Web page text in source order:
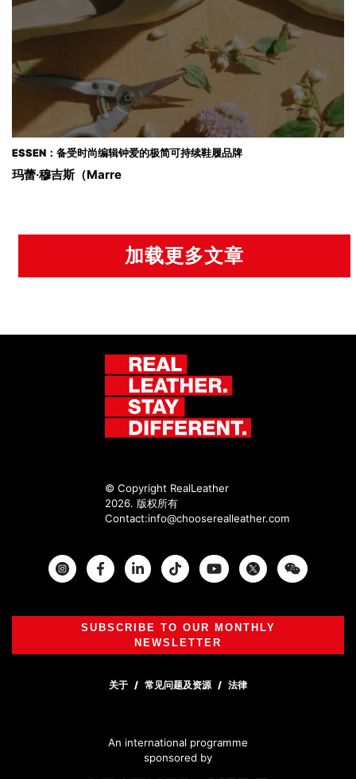
ESSEN：备受时尚编辑钟爱的极简可持续鞋履品牌
玛蕾·穆吉斯（Marre
加载更多文章
© Copyright RealLeather
2026. 版权所有
Contact:info@chooserealleather.com
InstagramFacebook Twitter
SUBSCRIBE TO OUR MONTHLY
NEWSLETTER
关于 常见问题及资源 法律
An international programme
sponsored by